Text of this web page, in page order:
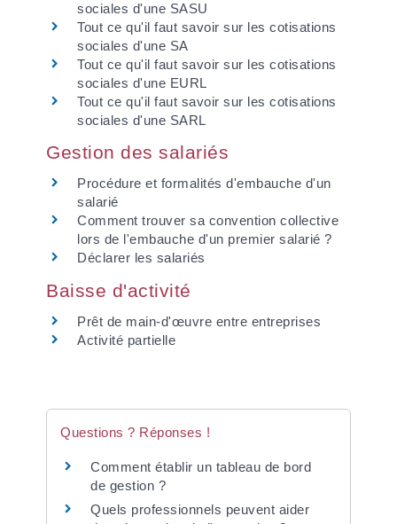
sociales d'une SASU
Tout ce qu'il faut savoir sur les cotisations
sociales d'une SA
Tout ce qu'il faut savoir sur les cotisations
sociales d'une EURL
Tout ce qu'il faut savoir sur les cotisations
sociales d'une SARL
Gestion des salariés
Procédure et formalités d'embauche d'un
salarié
Comment trouver sa convention collective
lors de l'embauche d'un premier salarié ?
Déclarer les salariés
Baisse d'activité
Prêt de main-d'œuvre entre entreprises
Activité partielle
Questions ? Réponses !
Comment établir un tableau de bord
de gestion ?
Quels professionnels peuvent aider